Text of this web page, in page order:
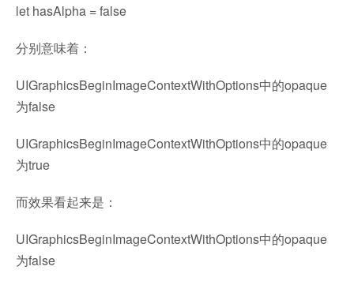
let hasAlpha = false
分别意味着：
UIGraphicsBeginImageContextWithOptions中的opaque
为false
UIGraphicsBeginImageContextWithOptions中的opaque
为true
而效果看起来是：
UIGraphicsBeginImageContextWithOptions中的opaque
为false